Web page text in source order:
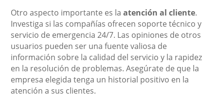
Otro aspecto importante es laatención al cliente.
Investiga si las compañías ofrecen soporte técnico y
servicio de emergencia 24/7. Las opiniones de otros
usuarios pueden ser una fuente valiosa de
información sobre la calidad del servicio y la rapidez
en la resolución de problemas. Asegúrate de que la
empresa elegida tenga un historial positivo en la
atención a sus clientes.